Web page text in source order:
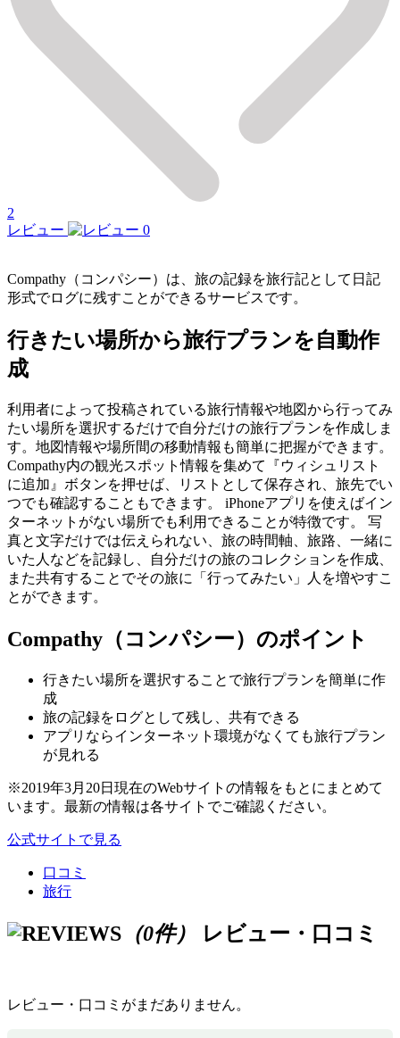
2
レビュー
0
Compathy（コンパシー）は、旅の記録を旅行記として日記
形式でログに残すことができるサービスです。
行きたい場所から旅行プランを自動作
成
利用者によって投稿されている旅行情報や地図から行ってみ
たい場所を選択するだけで自分だけの旅行プランを作成しま
す。地図情報や場所間の移動情報も簡単に把握ができます。
Compathy内の観光スポット情報を集めて『ウィシュリスト
に追加』ボタンを押せば、リストとして保存され、旅先でい
つでも確認することもできます。 iPhoneアプリを使えばイン
ターネットがない場所でも利用できることが特徴です。 写
真と文字だけでは伝えられない、旅の時間軸、旅路、一緒に
いた人などを記録し、自分だけの旅のコレクションを作成、
また共有することでその旅に「行ってみたい」人を増やすこ
とができます。
Compathy（コンパシー）のポイント
行きたい場所を選択することで旅行プランを簡単に作
成
旅の記録をログとして残し、共有できる
アプリならインターネット環境がなくても旅行プラン
が見れる
※2019年3月20日現在のWebサイトの情報をもとにまとめて
います。最新の情報は各サイトでご確認ください。
公式サイトで見る
口コミ
旅行
（0件） レビュー・口コミ
レビュー・口コミがまだありません。